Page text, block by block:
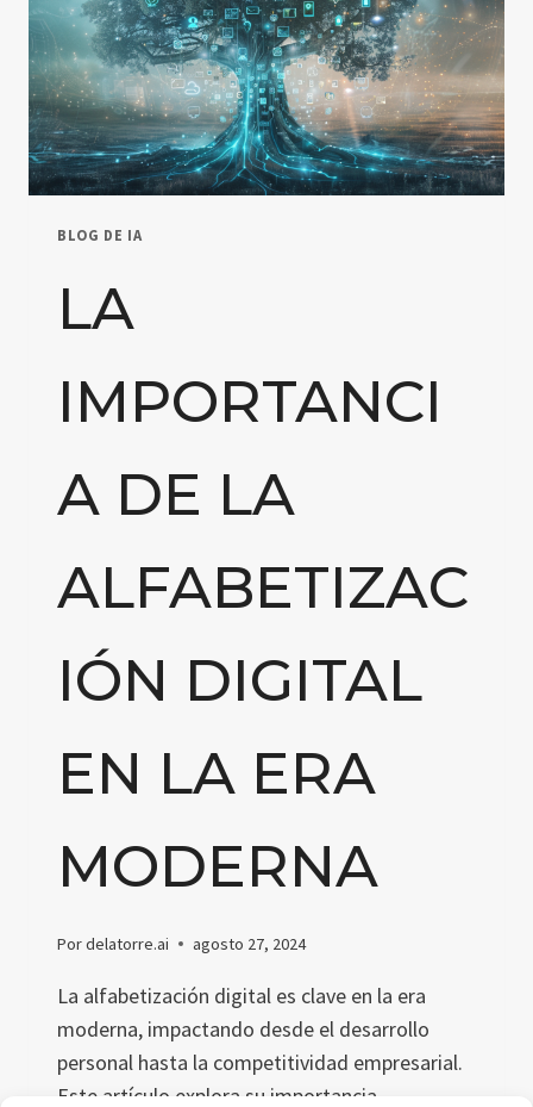
BLOG DE IA
LA
IMPORTANCI
A DE LA
ALFABETIZAC
IÓN DIGITAL
EN LA ERA
MODERNA
Pordelatorre.ai agosto 27, 2024
La alfabetización digital es clave en la era
moderna, impactando desde el desarrollo
personal hasta la competitividad empresarial.
Este artículo explora su importancia,